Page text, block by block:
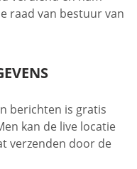
raad van bestuur van
berichten is gratis
kan de live locatie
verzenden door de